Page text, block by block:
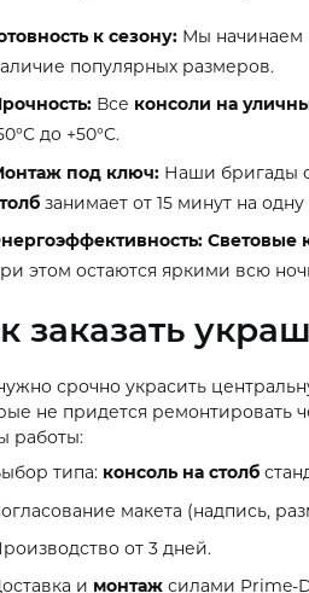
к сезону: Мы начинаем
популярных размеров.
Все консоли на
до +50°C.
под ключ: Наши бригады
занимает от 15 минут на
Световые
этом остаются яркими всю
заказать
срочно украсить
не придется ремонтировать
работы:
типа: консоль на столб
макета (надпись,
от 3 дней.
и монтаж силами Prime-